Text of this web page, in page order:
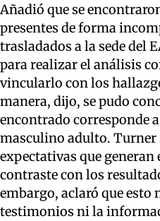
Añadió que se
presentes de forma
trasladados a la sede del
para realizar el análisis
vincularlo con los
manera, dijo, se pudo
encontrado corresponde
masculino adulto. Turner
expectativas que generan
contraste con los
embargo, aclaró que esto
testimonios ni la